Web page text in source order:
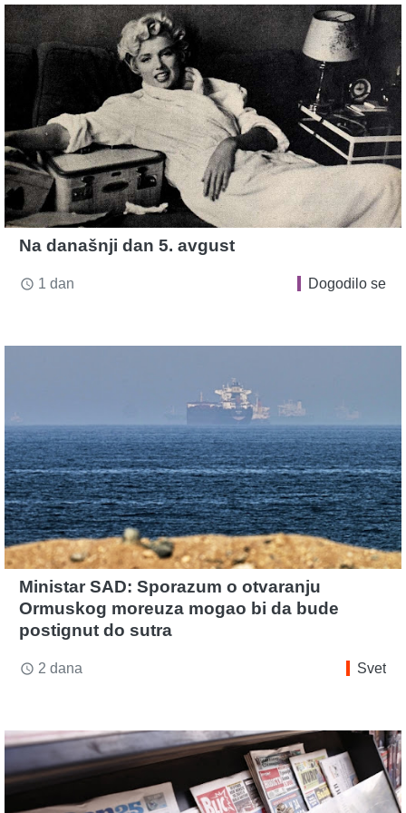
Na današnji dan 5. avgust
access_time 1 dan Dogodilo se
Ministar SAD: Sporazum o otvaranju
Ormuskog moreuza mogao bi da bude
postignut do sutra
access_time 2 dana Svet